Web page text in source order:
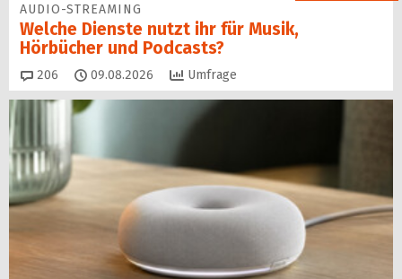
AUDIO-STREAMING
Welche Dienste nutzt ihr für Musik,
Hörbücher und Podcasts?
206 Kommentare
09.08.2026 Umfrage